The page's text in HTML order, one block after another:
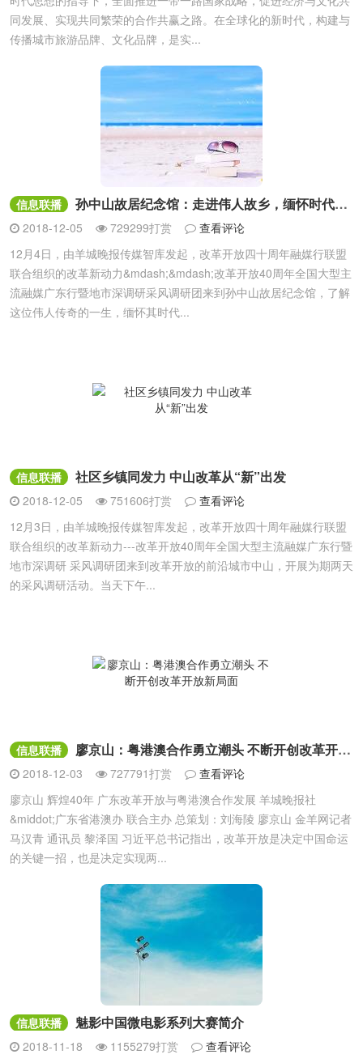
同发展、实现共同繁荣的合作共赢之路。在全球化的新时代，构建与
传播城市旅游品牌、文化品牌，是实...
信息联播 孙中山故居纪念馆：走进伟人故乡，缅怀时代精神
2018-12-05 729299打赏
查看评论
12月4日，由羊城晚报传媒智库发起，改革开放四十周年融媒行联盟
联合组织的改革新动力&mdash;&mdash;改革开放40周年全国大型主
流融媒广东行暨地市深调研采风调研团来到孙中山故居纪念馆，了解
这位伟人传奇的一生，缅怀其时代...
信息联播 社区乡镇同发力 中山改革从“新”出发
2018-12-05 751606打赏
查看评论
12月3日，由羊城晚报传媒智库发起，改革开放四十周年融媒行联盟
联合组织的改革新动力---改革开放40周年全国大型主流融媒广东行暨
地市深调研 采风调研团来到改革开放的前沿城市中山，开展为期两天
的采风调研活动。当天下午...
信息联播 廖京山：粤港澳合作勇立潮头 不断开创改革开放新局面
2018-12-03 727791打赏
查看评论
廖京山 辉煌40年 广东改革开放与粤港澳合作发展 羊城晚报社
&middot;广东省港澳办 联合主办 总策划：刘海陵 廖京山 金羊网记者
马汉青 通讯员 黎泽国 习近平总书记指出，改革开放是决定中国命运
的关键一招，也是决定实现两...
信息联播 魅影中国微电影系列大赛简介
2018-11-18 1155279打赏
查看评论